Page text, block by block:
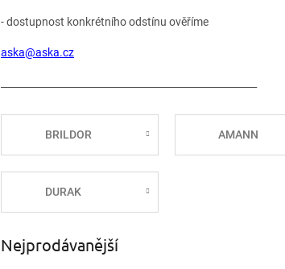
- dostupnost konkrétního odstínu ověříme
aska@aska.cz
BRILDOR AMANN
DURAK
Nejprodávanější